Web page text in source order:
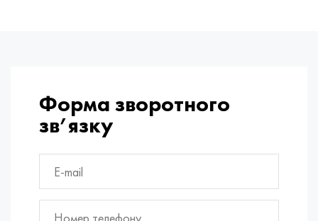
Форма зворотного
зв’язку